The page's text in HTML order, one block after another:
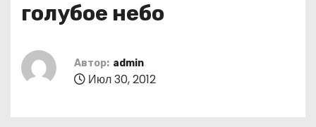
голубое небо
Автор: admin
Июл 30, 2012